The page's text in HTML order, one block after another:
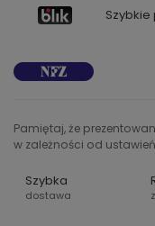
Szybkie
Pamiętaj, że
w zależności od
Szybka
dostawa